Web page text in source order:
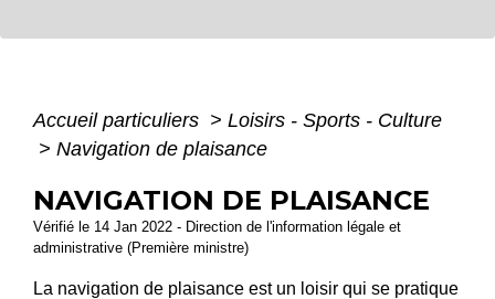
Accueil particuliers > Loisirs - Sports - Culture
> Navigation de plaisance
NAVIGATION DE PLAISANCE
Vérifié le 14 Jan 2022 - Direction de l'information légale et
administrative (Première ministre)
La navigation de plaisance est un loisir qui se pratique